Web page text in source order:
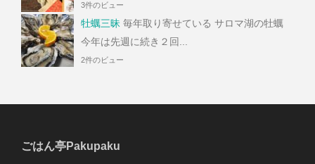
3件のビュー
牡蠣三昧 毎年取り寄せている サロマ湖の牡蠣
今年は先週に続き２回...
2件のビュー
ごはん亭Pakupaku